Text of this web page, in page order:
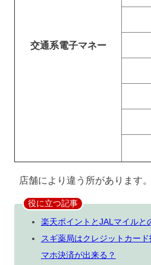
交通系電子マネー
店舗により違う所があります。
役に立つ記事
楽天ポイントとJALマイルと
スギ薬局はクレジットカー
マホ決済が出来る？